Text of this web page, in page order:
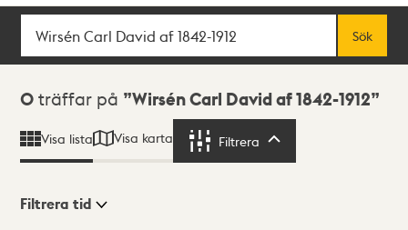
Sök
Sök
Sökresultat
0 träffar på Wirsén Carl David af 1842-1912
Visa lista Visa karta Filtrera
Filtrera tid